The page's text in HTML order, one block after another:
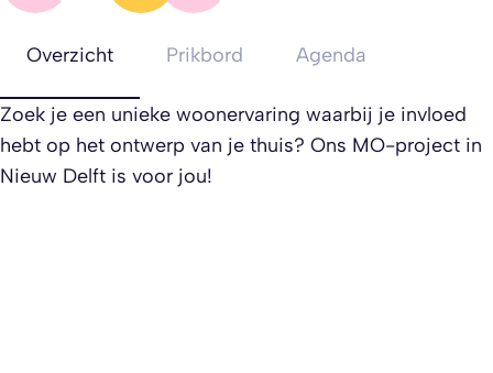
Overzicht Prikbord Agenda
Zoek je een unieke woonervaring waarbij je invloed
hebt op het ontwerp van je thuis? Ons MO-project in
Nieuw Delft is voor jou!